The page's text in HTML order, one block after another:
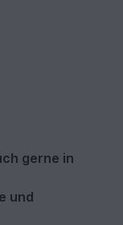
gerne in
und